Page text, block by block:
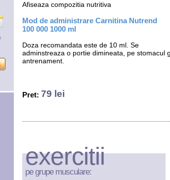
Afiseaza compozitia nutritiva
Mod de administrare Carnitina Nutrend
100 000 1000 ml
Doza recomandata este de 10 ml. Se
adminstreaza o portie dimineata, pe stomacul
antrenament.
Pret: 79 lei
exercitii
pe grupe musculare: